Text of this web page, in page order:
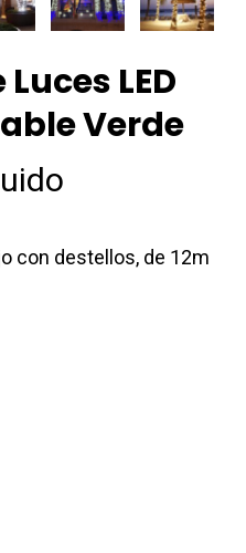
LED
Verde
con destellos, de 12m